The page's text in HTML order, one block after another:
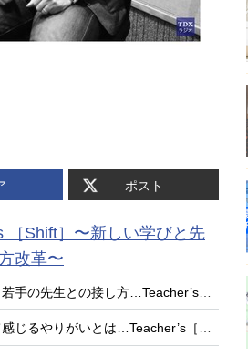
ポスト
［Shift］〜新しい学びと先
改革〜
多様化の時代、若手の先生との接し方…Teacher’s［Shift］
管理職になって感じるやりがいとは…Teacher’s［Shift］